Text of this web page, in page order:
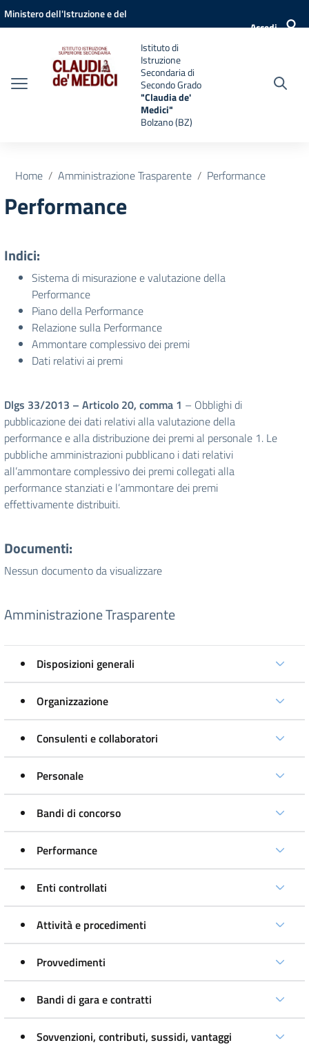
Vai ai contenuti
Vai al menu di navigazione
Vai al footer
Ministero dell'Istruzione e del
Accedi
Istituto di
Istruzione
Secondaria di
Secondo Grado
"Claudia de'
Medici"
Bolzano (BZ)
Home Amministrazione Trasparente Performance
Performance
Indici:
Sistema di misurazione e valutazione della
Performance
Piano della Performance
Relazione sulla Performance
Ammontare complessivo dei premi
Dati relativi ai premi
Dlgs 33/2013 – Articolo 20, comma 1 – Obblighi di
pubblicazione dei dati relativi alla valutazione della
performance e alla distribuzione dei premi al personale 1. Le
pubbliche amministrazioni pubblicano i dati relativi
all’ammontare complessivo dei premi collegati alla
performance stanziati e l’ammontare dei premi
effettivamente distribuiti.
Documenti:
Nessun documento da visualizzare
Amministrazione Trasparente
Disposizioni generali
Organizzazione
Consulenti e collaboratori
Personale
Bandi di concorso
Performance
Enti controllati
Attività e procedimenti
Provvedimenti
Bandi di gara e contratti
Sovvenzioni, contributi, sussidi, vantaggi